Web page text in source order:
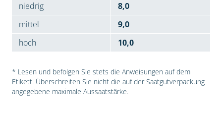
niedrig
8,0
mittel
9,0
hoch
10,0
* Lesen und befolgen Sie stets die Anweisungen auf dem
Etikett. Überschreiten Sie nicht die auf der Saatgutverpackung
angegebene maximale Aussaatstärke.